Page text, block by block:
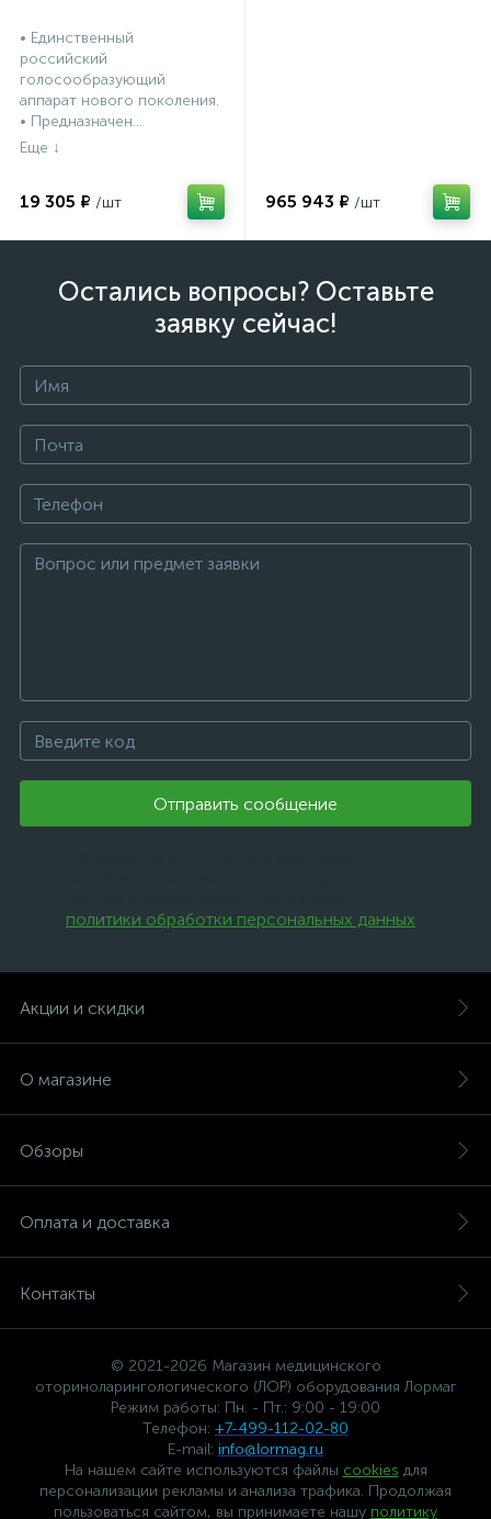
• Единственный
российский
голосообразующий
аппарат нового поколения.
• Предназначен...
19 305 ₽ 965 943 ₽
Остались вопросы? Оставьте
заявку сейчас!
Отправить сообщение
политики обработки персональных данных
Акции и скидки
О магазине
Обзоры
Оплата и доставка
Контакты
© 2021-2026 Магазин медицинского
оториноларингологического (ЛОР) оборудования Лормаг
Режим работы: Пн. - Пт.: 9:00 - 19:00
Телефон: +7-499-112-02-80
E-mail: info@lormag.ru
На нашем сайте используются файлы cookies для
персонализации рекламы и анализа трафика. Продолжая
пользоваться сайтом, вы принимаете нашу политику